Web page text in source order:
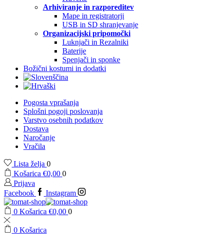
Arhiviranje in razporeditev
Mape in registratorji
USB in SD shranjevanje
Organizacijski pripomočki
Luknjači in Rezalniki
Baterije
Spenjači in sponke
Božični kostumi in dodatki
Pogosta vprašanja
Splošni pogoji poslovanja
Varstvo osebnih podatkov
Dostava
Naročanje
Vračila
Lista želja 0
Košarica €0,00 0
Prijava
Facebook
Instagram
0 Košarica €0,00 0
0 Košarica